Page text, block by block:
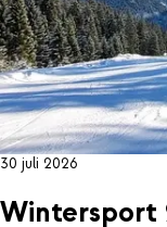
30 juli 2026
Wintersport